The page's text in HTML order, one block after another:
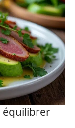
équilibrer